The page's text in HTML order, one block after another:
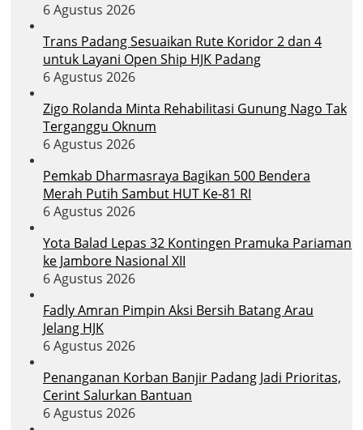
6 Agustus 2026
Trans Padang Sesuaikan Rute Koridor 2 dan 4
untuk Layani Open Ship HJK Padang
6 Agustus 2026
Zigo Rolanda Minta Rehabilitasi Gunung Nago Tak
Terganggu Oknum
6 Agustus 2026
Pemkab Dharmasraya Bagikan 500 Bendera
Merah Putih Sambut HUT Ke-81 RI
6 Agustus 2026
Yota Balad Lepas 32 Kontingen Pramuka Pariaman
ke Jambore Nasional XII
6 Agustus 2026
Fadly Amran Pimpin Aksi Bersih Batang Arau
Jelang HJK
6 Agustus 2026
Penanganan Korban Banjir Padang Jadi Prioritas,
Cerint Salurkan Bantuan
6 Agustus 2026